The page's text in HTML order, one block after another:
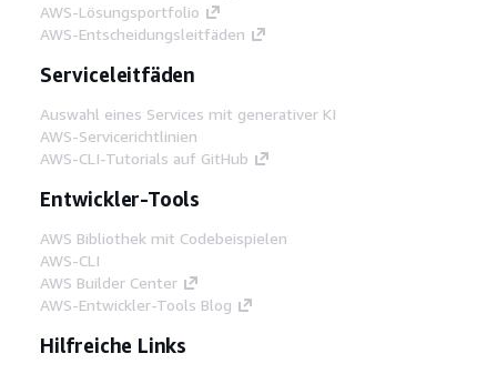
AWS-Lösungsportfolio
AWS-Entscheidungsleitfäden
Serviceleitfäden
Auswahl eines Services mit generativer KI
AWS-Servicerichtlinien
AWS-CLI-Tutorials auf GitHub
Entwickler-Tools
AWS Bibliothek mit Codebeispielen
AWS-CLI
AWS Builder Center
AWS-Entwickler-Tools Blog
Hilfreiche Links